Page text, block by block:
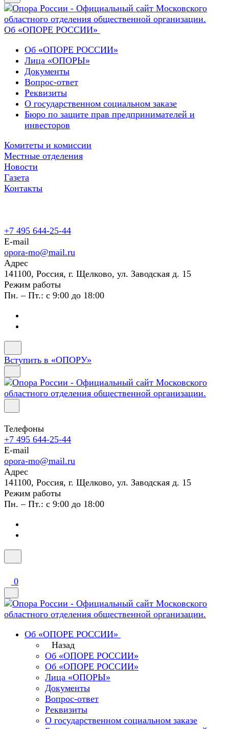
Об «ОПОРЕ РОССИИ»
Об «ОПОРЕ РОССИИ»
Лица «ОПОРЫ»
Документы
Вопрос-ответ
Реквизиты
О государственном социальном заказе
Бюро по защите прав предпринимателей и
инвесторов
Комитеты и комиссии
Местные отделения
Новости
Газета
Контакты
+7 495 644-25-44
E-mail
opora-mo@mail.ru
Адрес
141100, Россия, г. Щелково, ул. Заводская д. 15
Режим работы
Пн. – Пт.: с 9:00 до 18:00
Вступить в «ОПОРУ»
Телефоны
+7 495 644-25-44
E-mail
opora-mo@mail.ru
Адрес
141100, Россия, г. Щелково, ул. Заводская д. 15
Режим работы
Пн. – Пт.: с 9:00 до 18:00
0
Об «ОПОРЕ РОССИИ»
Назад
Об «ОПОРЕ РОССИИ»
Об «ОПОРЕ РОССИИ»
Лица «ОПОРЫ»
Документы
Вопрос-ответ
Реквизиты
О государственном социальном заказе